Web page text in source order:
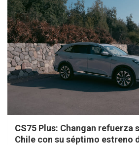
CS75 Plus: Changan refuerza
Chile con su séptimo estreno